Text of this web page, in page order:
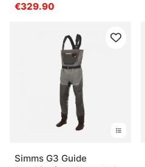
€329.90
Simms G3 Guide